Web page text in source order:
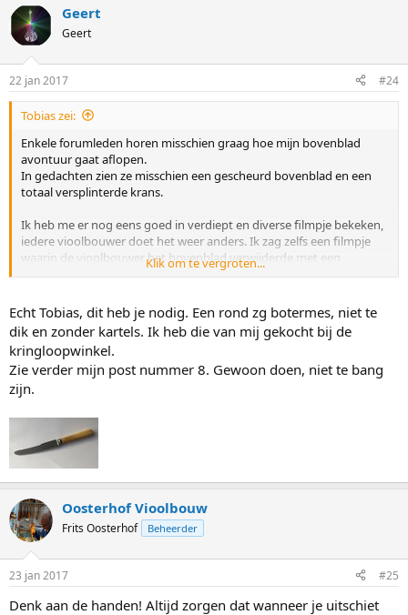
Geert
Geert
22 jan 2017 #24
Tobias zei:
Enkele forumleden horen misschien graag hoe mijn bovenblad
avontuur gaat aflopen.
In gedachten zien ze misschien een gescheurd bovenblad en een
totaal versplinterde krans.
Ik heb me er nog eens goed in verdiept en diverse filmpje bekeken,
iedere vioolbouwer doet het weer anders. Ik zag zelfs een filmpje
waarin de vioolbouwer het bovenblad verwijderde met een
dessertmes, alsof hij een boterham ging doorsnijden.
Er moet toch zoiets zijn als een vioolbovenbladverwijderingsmes,
een mes dat door vele generaties vioolbouwers is uitgetest en als
beste uit de bus is gekomen. Maar volgens mij zijn al die filmpjes
bedoeld om een rookgordijn te leggen, want vioolbouwers
vertellen hun geheimen niet, een dessertmes stel je voor.
Klik om te vergroten...
Echt Tobias, dit heb je nodig. Een rond zg botermes, niet te
dik en zonder kartels. Ik heb die van mij gekocht bij de
kringloopwinkel.
Zie verder mijn post nummer 8. Gewoon doen, niet te bang
zijn.
Oosterhof Vioolbouw
Frits Oosterhof Beheerder
23 jan 2017 #25
Denk aan de handen! Altijd zorgen dat wanneer je uitschiet